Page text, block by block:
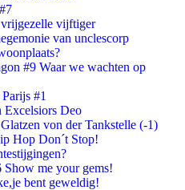
vijftiger
van unclescorp
#9 Waar we wachten op
#1
Deo
von der Tankstelle (-1)
Hop Don´t Stop!
me your gems!
bent geweldig!